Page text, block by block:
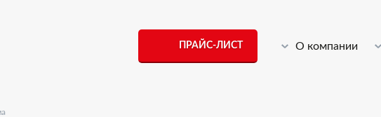
ПРАЙС-ЛИСТ О компании